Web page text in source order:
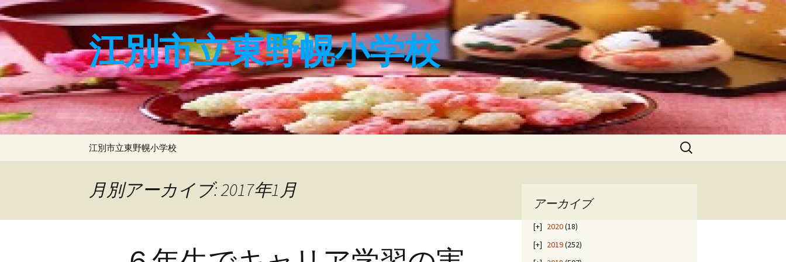
コ
ン
テ
ツ
へ
ス
キ
ッ
プ
江別市立東野幌小学校
江別市立東野幌小学校
検
索:
月別アーカイブ: 2017年1月
アーカイブ
2020(18)
2019(252)